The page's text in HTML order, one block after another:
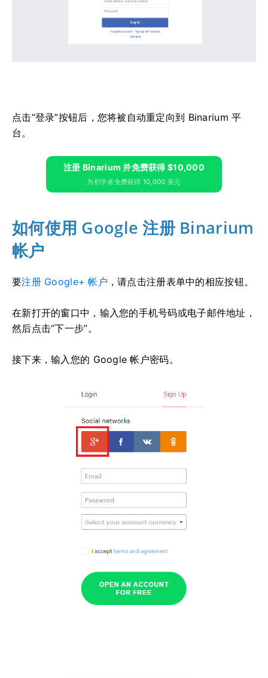
点击“登录”按钮后，您将被自动重定向到 Binarium 平
台。
注册 Binarium 并免费获得 $10,000
为初学者免费获得 10,000 美元
如何使用 Google 注册 Binarium
帐户
要注册 Google+ 帐户 ，请点击注册表单中的相应按钮。
在新打开的窗口中，输入您的手机号码或电子邮件地址，
然后点击“下一步”。
接下来，输入您的 Google 帐户密码。